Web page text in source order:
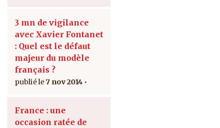
3 mn de vigilance
avec Xavier Fontanet
: Quel est le défaut
majeur du modèle
français ?
7 nov 2014
France : une
occasion ratée de